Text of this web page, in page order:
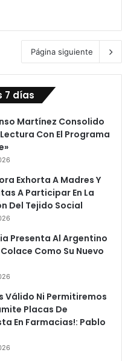
Página siguiente
7 días
Martínez Consolido
Con El Programa
Exhorta A Madres Y
A Participar En La
Del Tejido Social
Presenta Al Argentino
Como Su Nuevo
Válido Ni Permitiremos
Placas De
En Farmacias!: Pablo